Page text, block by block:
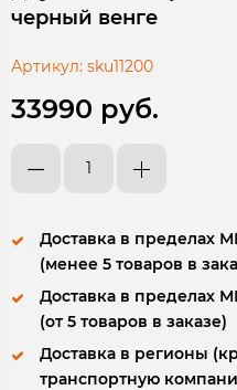
черный венге
Артикул: sku11200
33990 руб.
Доставка в пределах
(менее 5 товаров в
Доставка в пределах
(от 5 товаров в заказе)
Доставка в регионы
транспортную